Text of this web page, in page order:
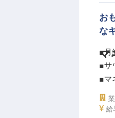
経
指
月
ポ
生
研
マ
お
な
■月
■サ
■マ
■年
給